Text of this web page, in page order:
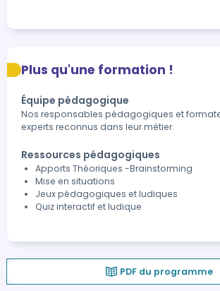
Plus qu'une formation !
Équipe pédagogique
Nos responsables pédagogiques et
experts reconnus dans leur métier.
Ressources pédagogiques
Apports Théoriques -Brainstorming
Mise en situations
Jeux pédagogiques et ludiques
Quiz interactif et ludique
PDF du programme